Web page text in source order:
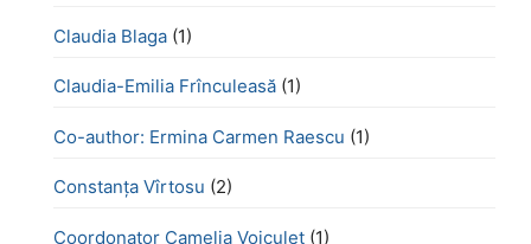
Claudia Blaga (1)
Claudia-Emilia Frînculeasă (1)
Co-author: Ermina Carmen Raescu (1)
Constanța Vîrtosu (2)
Coordonator Camelia Voiculeț (1)